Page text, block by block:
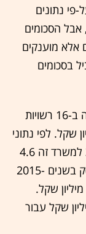
הסתכמה, על-פי נתונים
לפחות, אבל הסכומים
אלא מוענקים
בסכומים
לדוגמה, אחד המשרדים הועסק בשנים אלה ב-16 רשויות
בשכר כולל של כ-29.7 מיליון שקל. לפי נתוני
עיריית הרצליה, היא לבדה שילמה ב-2013 למשרד זה 4.6
מיליון שקל עבור שירותיו. משרד אחר הועסק בשנים 2015-
2013 ב-25 רשויות בשכר כולל של כ-25.7 מיליון שקל.
לבדה שילמה לו ב-2014 3 מיליון שקל עבור